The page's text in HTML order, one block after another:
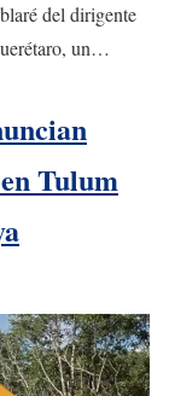
del dirigente
un…
Tulum